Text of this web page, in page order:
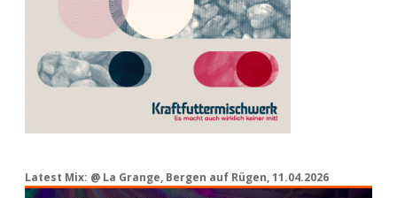
Latest Mix: @ La Grange, Bergen auf Rügen, 11.04.2026